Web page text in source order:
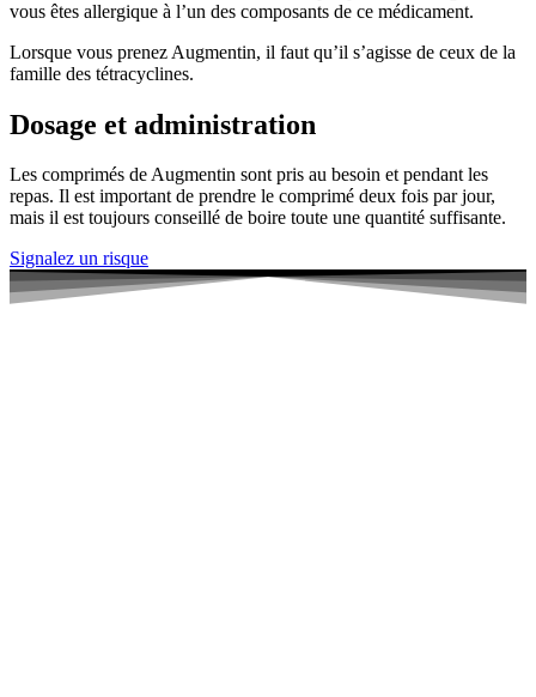
vous êtes allergique à l’un des composants de ce médicament.
Lorsque vous prenez Augmentin, il faut qu’il s’agisse de ceux de la
famille des tétracyclines.
Dosage et administration
Les comprimés de Augmentin sont pris au besoin et pendant les
repas. Il est important de prendre le comprimé deux fois par jour,
mais il est toujours conseillé de boire toute une quantité suffisante.
Signalez un risque